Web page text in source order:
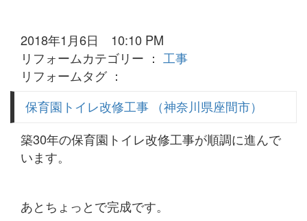
2018年1月6日 10:10 PM
リフォームカテゴリー ： 工事
リフォームタグ ：
保育園トイレ改修工事 （神奈川県座間市）
築30年の保育園トイレ改修工事が順調に進んで
います。
あとちょっとで完成です。